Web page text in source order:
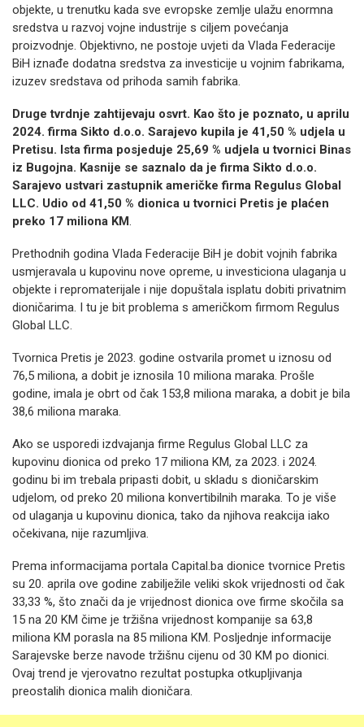
objekte, u trenutku kada sve evropske zemlje ulažu enormna
sredstva u razvoj vojne industrije s ciljem povećanja
proizvodnje. Objektivno, ne postoje uvjeti da Vlada Federacije
BiH iznađe dodatna sredstva za investicije u vojnim fabrikama,
izuzev sredstava od prihoda samih fabrika.
Druge tvrdnje zahtijevaju osvrt. Kao što je poznato, u aprilu
2024. firma Sikto d.o.o. Sarajevo kupila je 41,50 % udjela u
Pretisu. Ista firma posjeduje 25,69 % udjela u tvornici Binas
iz Bugojna. Kasnije se saznalo da je firma Sikto d.o.o.
Sarajevo ustvari zastupnik američke firma Regulus Global
LLC. Udio od 41,50 % dionica u tvornici Pretis je plaćen
preko 17 miliona KM.
Prethodnih godina Vlada Federacije BiH je dobit vojnih fabrika
usmjeravala u kupovinu nove opreme, u investiciona ulaganja u
objekte i repromaterijale i nije dopuštala isplatu dobiti privatnim
dioničarima. I tu je bit problema s američkom firmom Regulus
Global LLC.
Tvornica Pretis je 2023. godine ostvarila promet u iznosu od
76,5 miliona, a dobit je iznosila 10 miliona maraka. Prošle
godine, imala je obrt od čak 153,8 miliona maraka, a dobit je bila
38,6 miliona maraka.
Ako se usporedi izdvajanja firme Regulus Global LLC za
kupovinu dionica od preko 17 miliona KM, za 2023. i 2024.
godinu bi im trebala pripasti dobit, u skladu s dioničarskim
udjelom, od preko 20 miliona konvertibilnih maraka. To je više
od ulaganja u kupovinu dionica, tako da njihova reakcija iako
očekivana, nije razumljiva.
Prema informacijama portala Capital.ba dionice tvornice Pretis
su 20. aprila ove godine zabilježile veliki skok vrijednosti od čak
33,33 %, što znači da je vrijednost dionica ove firme skočila sa
15 na 20 KM čime je tržišna vrijednost kompanije sa 63,8
miliona KM porasla na 85 miliona KM. Posljednje informacije
Sarajevske berze navode tržišnu cijenu od 30 KM po dionici.
Ovaj trend je vjerovatno rezultat postupka otkupljivanja
preostalih dionica malih dioničara.